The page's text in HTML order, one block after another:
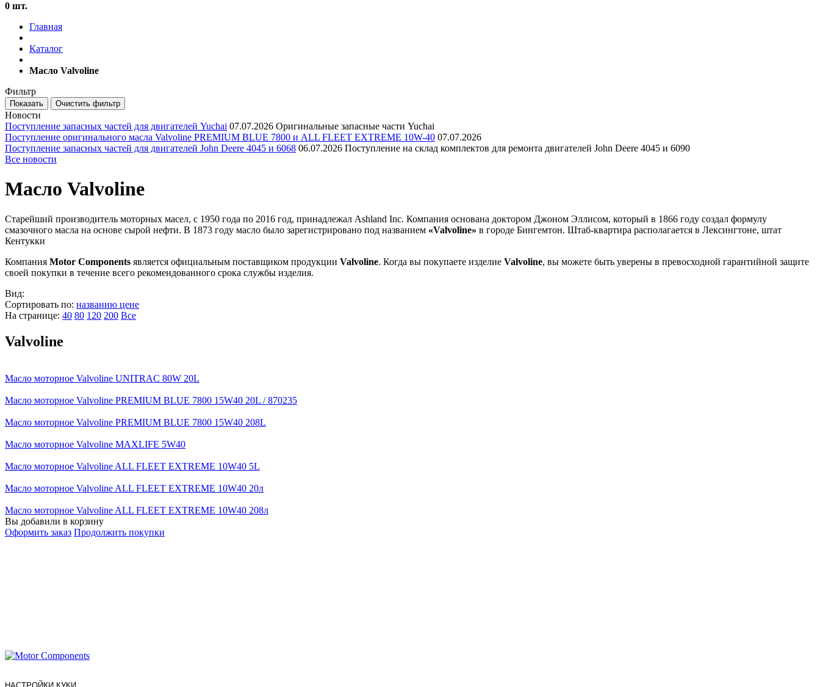
0 шт.
Главная
Каталог
Масло Valvoline
Фильтр
Новости
Поступление запасных частей для двигателей Yuchai 07.07.2026 Оригинальные запасные части Yuchai
Поступление оригинального масла Valvoline PREMIUM BLUE 7800 и ALL FLEET EXTREME 10W-40 07.07.2026
Поступление запасных частей для двигателей John Deere 4045 и 6068 06.07.2026 Поступление на склад комплектов для ремонта двигателей John Deere 4045 и 6090
Все новости
Масло Valvoline
Старейший производитель моторных масел, c 1950 года по 2016 год, принадлежал Ashland Inc. Компания основана доктором Джоном Эллисом, который в 1866 году создал формулу
смазочного масла на основе сырой нефти. В 1873 году масло было зарегистрировано под названием «Valvoline» в городе Бингемтон. Штаб-квартира располагается в Лексингтоне, штат
Кентукки
Компания Motor Components является официальным поставщиком продукции Valvoline. Когда вы покупаете изделие Valvoline, вы можете быть уверены в превосходной гарантийной защите
своей покупки в течение всего рекомендованного срока службы изделия.
Вид:
Сортировать по: названию цене
На странице: 40 80 120 200 Все
Valvoline
Масло моторное Valvoline UNITRAC 80W 20L
Масло моторное Valvoline PREMIUM BLUE 7800 15W40 20L / 870235
Масло моторное Valvoline PREMIUM BLUE 7800 15W40 208L
Масло моторное Valvoline MAXLIFE 5W40
Масло моторное Valvoline ALL FLEET EXTREME 10W40 5L
Масло моторное Valvoline ALL FLEET EXTREME 10W40 20л
Масло моторное Valvoline ALL FLEET EXTREME 10W40 208л
Вы добавили в корзину
Оформить заказ Продолжить покупки